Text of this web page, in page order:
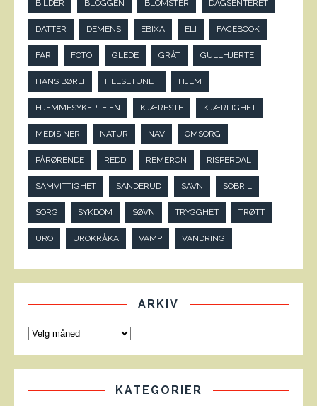
BILDER BLOGGEN BLOMSTER DAGSENTERET
DATTER DEMENS EBIXA ELI FACEBOOK
FAR FOTO GLEDE GRÅT GULLHJERTE
HANS BØRLI HELSETUNET HJEM
HJEMMESYKEPLEIEN KJÆRESTE KJÆRLIGHET
MEDISINER NATUR NAV OMSORG
PÅRØRENDE REDD REMERON RISPERDAL
SAMVITTIGHET SANDERUD SAVN SOBRIL
SORG SYKDOM SØVN TRYGGHET TRØTT
URO UROKRÅKA VAMP VANDRING
ARKIV
KATEGORIER